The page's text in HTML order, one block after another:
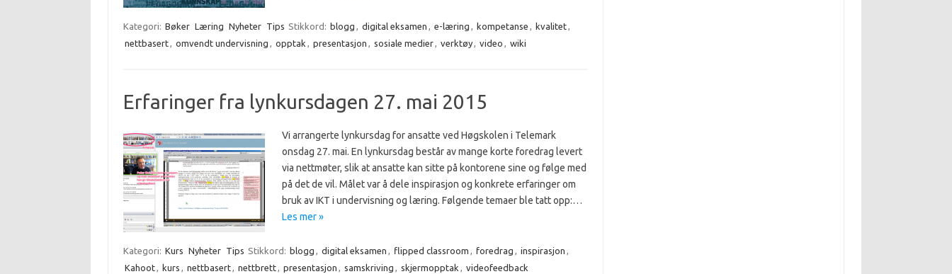
Kategori: Bøker Læring Nyheter Tips Stikkord: blogg , digital eksamen , e-læring , kompetanse , kvalitet,
nettbasert, omvendt undervisning , opptak , presentasjon , sosiale medier, verktøy, video , wiki
Erfaringer fra lynkursdagen 27. mai 2015
Vi arrangerte lynkursdag for ansatte ved Høgskolen i Telemark
onsdag 27. mai. En lynkursdag består av mange korte foredrag levert
via nettmøter, slik at ansatte kan sitte på kontorene sine og følge med
på det de vil. Målet var å dele inspirasjon og konkrete erfaringer om
bruk av IKT i undervisning og læring. Følgende temaer ble tatt opp:…
Les mer »
Kategori: Kurs Nyheter Tips Stikkord: blogg , digital eksamen , flipped classroom , foredrag , inspirasjon ,
Kahoot, kurs , nettbasert, nettbrett, presentasjon , samskriving , skjermopptak , videofeedback